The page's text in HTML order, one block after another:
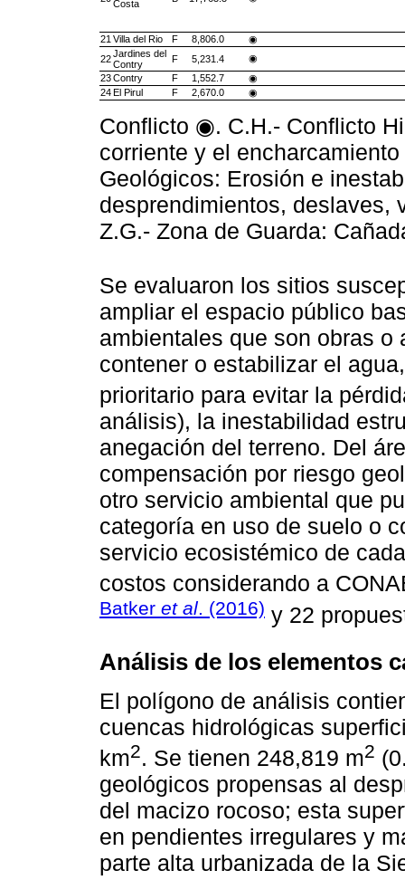
Costa
21 Villa del Rio F 8,806.0
◉
22Jardines del
Contry
F 5,231.4
◉
23Contry F 1,552.7
◉
24 El Pirul F 2,670.0 ◉
Conflicto ◉. C.H.- Conflicto
corriente y el
Geológicos: Erosión e
desprendimientos, deslaves,
Z.G.- Zona de Guarda:
Se evaluaron los sitios
ampliar el espacio público
ambientales que son obras o
contener o estabilizar el
prioritario para evitar la
análisis), la inestabilidad
anegación del terreno. Del
compensación por riesgo
otro servicio ambiental que
categoría en uso de suelo o
servicio ecosistémico de
costos considerando a
Batker et al . (2016) y 22
Análisis de los elementos
El polígono de análisis
cuencas hidrológicas
km2. Se tienen 248,819 m2
geológicos propensas al
del macizo rocoso; esta
en pendientes irregulares y
parte alta urbanizada de la